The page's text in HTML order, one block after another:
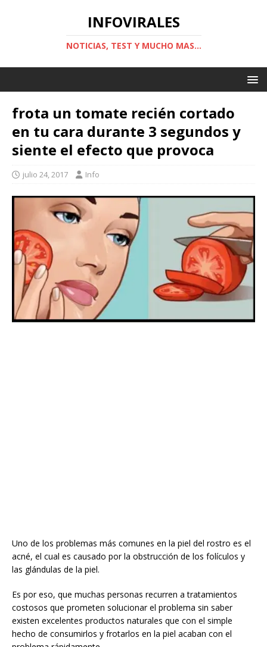
INFOVIRALES
NOTICIAS, TEST Y MUCHO MAS...
frota un tomate recién cortado
en tu cara durante 3 segundos y
siente el efecto que provoca
julio 24, 2017 Info
Uno de los problemas más comunes en la piel del rostro es el
acné, el cual es causado por la obstrucción de los folículos y
las glándulas de la piel.
Es por eso, que muchas personas recurren a tratamientos
costosos que prometen solucionar el problema sin saber
existen excelentes productos naturales que con el simple
hecho de consumirlos y frotarlos en la piel acaban con el